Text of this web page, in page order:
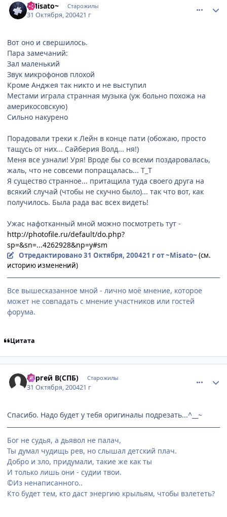
~Misato~ Старожилы
31 Октября, 200421 г
Вот оно и свершилось.
Пара замечаний:
Зал маленький
Звук микрофонов плохой
Кроме Анджея так никто и не выступил
Местами играла странная музыка (уж больно похожа на
америкосовскую)
Сильно накурено
Порадовали треки к Лейн в конце пати (обожаю, просто
тащусь от них... Сайберия Волд... ня!)
Меня все узнали! Уря! Вроде бы со всеми поздаровалась,
жаль, что не совсеми попращалась... Т_Т
Я существо странное... притащила туда своего друга на
всякий случай (чтобы не скучно было)... так что вот, как
получилось. Была рада вас всех видеть!
Ужас нафотканный мной можно посмотреть тут -
http://photofile.ru/default/do.php?
sp=&sn=...4262928&np=y#sm
Отредактировано31 Октября, 200421 гот ~Misato~ (см.
историю изменений)
Все вышесказанное мной - лично моё мнение, которое
может не совпадать с мнение участников или гостей
форума.
Цитата
Сергей В(СПБ) Старожилы
31 Октября, 200421 г
Спасибо. Надо будет у тебя оригиналы подрезать...^__~
Бог не судья, а дьявол не палач,
Ты думал чудищь рев, но слышал детский плач.
Добро и зло, придумали, такие же как ты
И только лишь они - судии твои.
©Из ненаписанного..
Кто будет тем, кто даст энергию крыльям, чтобы взлететь?